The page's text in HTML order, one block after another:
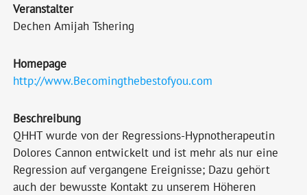
Veranstalter
Dechen Amijah Tshering
Homepage
http://www.Becomingthebestofyou.com
Beschreibung
QHHT wurde von der Regressions-Hypnotherapeutin
Dolores Cannon entwickelt und ist mehr als nur eine
Regression auf vergangene Ereignisse; Dazu gehört
auch der bewusste Kontakt zu unserem Höheren